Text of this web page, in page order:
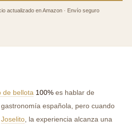
actualizado en Amazon · Envío seguro
de bellota 100% es hablar de
española, pero cuando
Joselito, la experiencia alcanza una